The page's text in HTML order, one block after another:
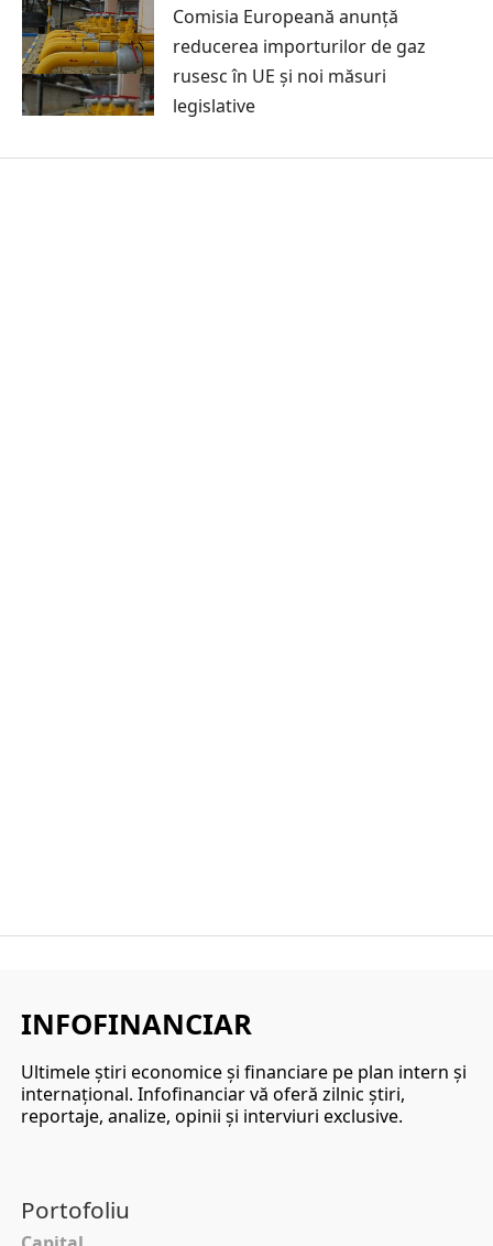
Comisia Europeană anunță
reducerea importurilor de gaz
rusesc în UE și noi măsuri
legislative
INFOFINANCIAR
Ultimele ştiri economice şi financiare pe plan intern şi
internaţional. Infofinanciar vă oferă zilnic ştiri,
reportaje, analize, opinii şi interviuri exclusive.
Portofoliu